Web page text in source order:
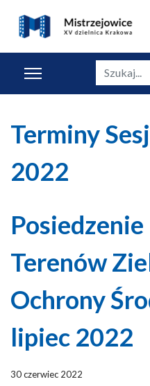
Szukaj
Terminy
2022
Terenów
Ochrony
lipiec 2022
30 czerwiec 2022